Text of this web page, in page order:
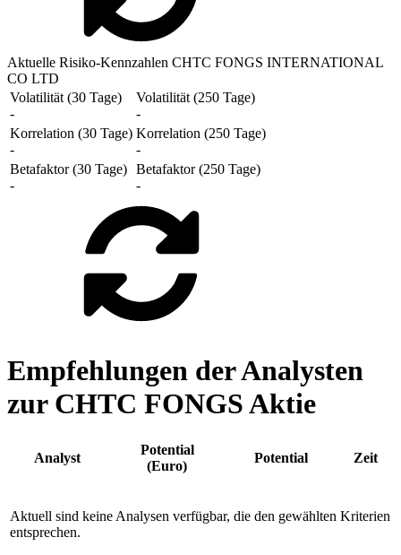
Aktuelle Risiko-Kennzahlen CHTC FONGS INTERNATIONAL
CO LTD
Volatilität (30 Tage)
-
Volatilität (250 Tage)
-
Korrelation (30 Tage)
-
Korrelation (250 Tage)
-
Betafaktor (30 Tage)
-
Betafaktor (250 Tage)
-
Empfehlungen der Analysten
zur CHTC FONGS Aktie
Analyst
Potential
(Euro)
Potential Zeit
Aktuell sind keine Analysen verfügbar, die den gewählten Kriterien
entsprechen.